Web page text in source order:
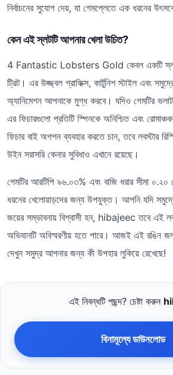
নির্বাচনের সুযোগ দেয়, যা গেমপ্লেতে এক ধরনের
কেন এই স্লটটি আপনার খেলা উচিত?
4 Fantastic Lobsters Gold কেবল একটি স্লট
ট্রিট। এর উজ্জ্বল গ্রাফিক্স, কার্টুনিশ স্টাইল এবং
অ্যানিমেশন আপনাকে মুগ্ধ করবে। যদিও গেমটির
এর ফিচারগুলো প্রতিটি স্পিনকে অনিশ্চিত এবং
ফিচার বাই অপশন ব্যবহার করতে চান, তবে লবস্টার
উইন সরাসরি কেনার সুবিধাও এখানে রয়েছে।
গেমটির আরটিপি ৯৬.০৩% এবং বাজি ধরার সীমা
ধরনের খেলোয়াড়দের জন্য উপযুক্ত। আপনি যদি
জয়ের সম্ভাবনায় বিশ্বাসী হন, hibajeec তবে এই
অভিযানটি অবিস্মরণীয় হতে পারে। আজই এই রঙিন
দেখুন সমুদ্র আপনার জন্য কী উপহার লুকিয়ে রেখেছে!
এই নিবন্ধটি পছন্দ? চেষ্টা করুন
বিনামূল্যে ডাউনলোড